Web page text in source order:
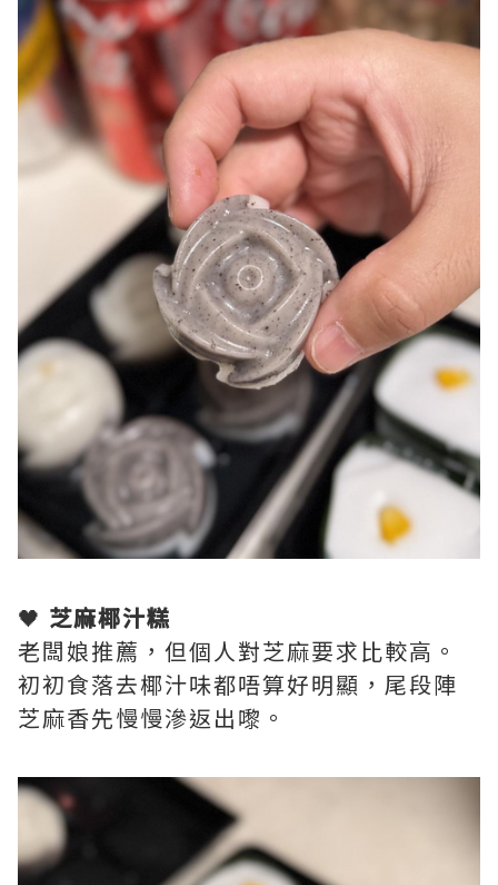
🖤 芝麻椰汁糕
老闆娘推薦，但個人對芝麻要求比較高。
初初食落去椰汁味都唔算好明顯，尾段陣
芝麻香先慢慢滲返出嚟。